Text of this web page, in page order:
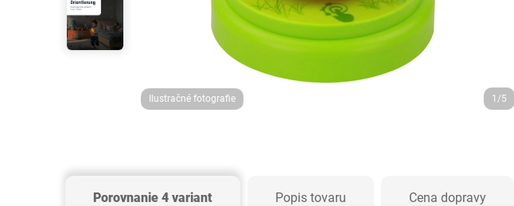
Ilustračné fotografie 1/5
Porovnanie 4 variant Popis tovaru Cena dopravy